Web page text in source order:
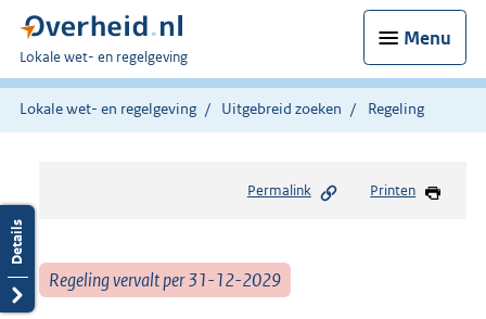
Menu
U
bent
hier:
Lokale wet- en regelgeving
Lokale wet- en regelgeving Uitgebreid zoeken Regeling
Permalink Printen
Regeling vervalt per 31-12-2029